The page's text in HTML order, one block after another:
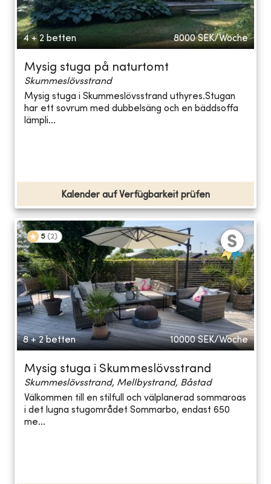
4 + 2 betten 8000 SEK/Woche
Mysig stuga på naturtomt
Skummeslövsstrand
Mysig stuga i Skummeslövsstrand uthyres.Stugan
har ett sovrum med dubbelsäng och en bäddsoffa
lämpli...
Kalender auf Verfügbarkeit prüfen
5 (2)
8 + 2 betten 10000 SEK/Woche
Mysig stuga i Skummeslövsstrand
Skummeslövsstrand, Mellbystrand, Båstad
Välkommen till en stilfull och välplanerad sommaroas
i det lugna stugområdet Sommarbo, endast 650
me...